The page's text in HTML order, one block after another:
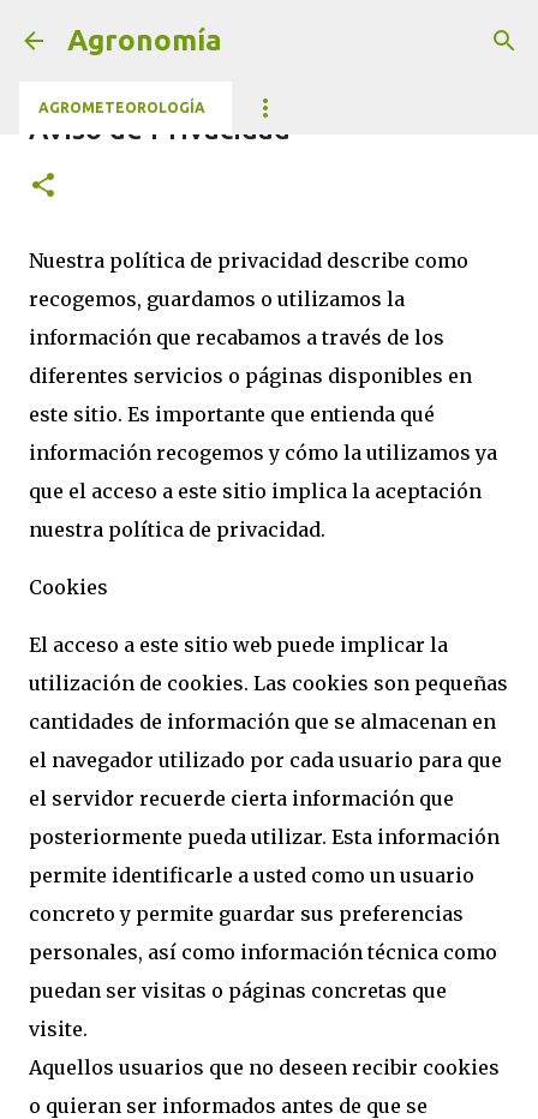
Ir al contenido principal
Agronomía
AGROMETEOROLOGÍA
Aviso de Privacidad
Nuestra política de privacidad describe como
recogemos, guardamos o utilizamos la
información que recabamos a través de los
diferentes servicios o páginas disponibles en
este sitio. Es importante que entienda qué
información recogemos y cómo la utilizamos ya
que el acceso a este sitio implica la aceptación
nuestra política de privacidad.
Cookies
El acceso a este sitio web puede implicar la
utilización de cookies. Las cookies son pequeñas
cantidades de información que se almacenan en
el navegador utilizado por cada usuario para que
el servidor recuerde cierta información que
posteriormente pueda utilizar. Esta información
permite identificarle a usted como un usuario
concreto y permite guardar sus preferencias
personales, así como información técnica como
puedan ser visitas o páginas concretas que
visite.
Aquellos usuarios que no deseen recibir cookies
o quieran ser informados antes de que se